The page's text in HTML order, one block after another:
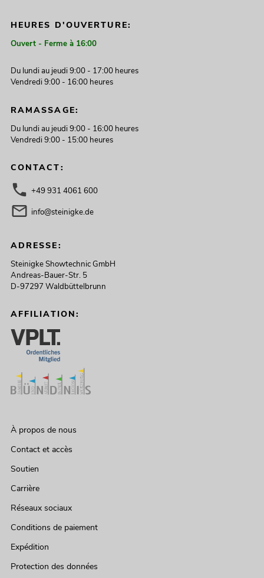
HEURES D'OUVERTURE:
Ouvert - Ferme à 16:00
Du lundi au jeudi 9:00 - 17:00 heures
Vendredi 9:00 - 16:00 heures
RAMASSAGE:
Du lundi au jeudi 9:00 - 16:00 heures
Vendredi 9:00 - 15:00 heures
CONTACT:
+49 931 4061 600
info@steinigke.de
ADRESSE:
Steinigke Showtechnic GmbH
Andreas-Bauer-Str. 5
D-97297 Waldbüttelbrunn
AFFILIATION:
À propos de nous
Contact et accès
Soutien
Carrière
Réseaux sociaux
Conditions de paiement
Expédition
Protection des données